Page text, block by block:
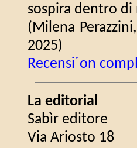
sospira dentro di
(Milena
2025)
Recensi´on
La editorial
Sabìr editore
Via Ariosto 18